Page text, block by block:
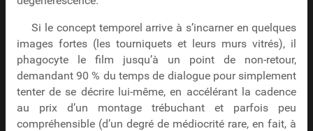
Si le concept temporel arrive à s’incarner en quelques
images fortes (les tourniquets et leurs murs vitrés), il
phagocyte le film jusqu’à un point de non-retour,
demandant 90 % du temps de dialogue pour simplement
tenter de se décrire lui-même, en accélérant la cadence
au prix d’un montage trébuchant et parfois peu
compréhensible (d’un degré de médiocrité rare, en fait, à